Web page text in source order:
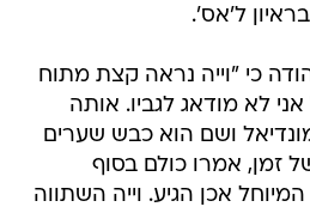
ל'אס'.
כי "וייה נראה קצת מתוח
לא מודאג לגביו. אותה
ושם הוא כבש שערים
זמן, אמרו כולם בסוף
אכן הגיע. וייה השתווה